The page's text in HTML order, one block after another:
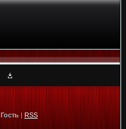
Гость | RSS